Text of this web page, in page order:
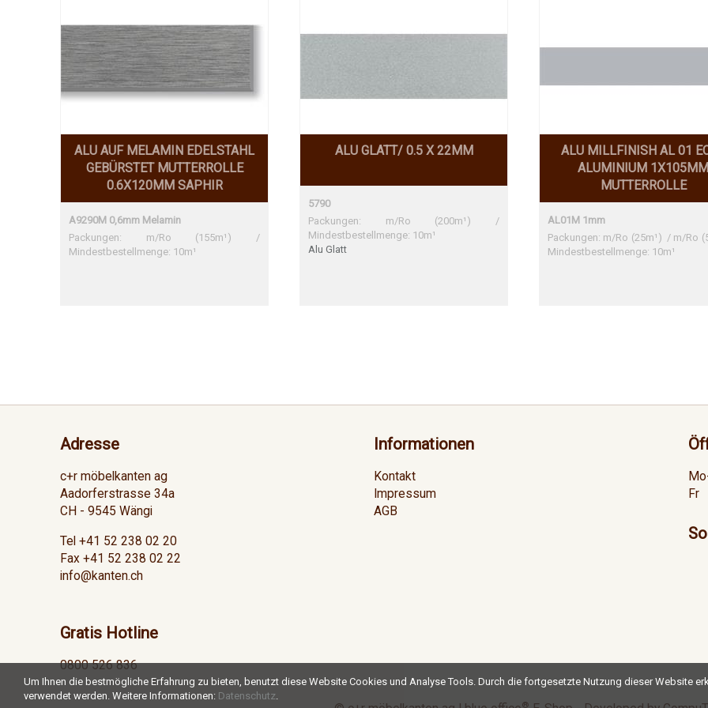
ALU AUF MELAMIN EDELSTAHL
GEBÜRSTET MUTTERROLLE
0.6X120MM SAPHIR
A9290M 0,6mm Melamin
Packungen: m/Ro (155m¹) /
Mindestbestellmenge: 10m¹
ALU GLATT/ 0.5 X 22MM
5790
Packungen: m/Ro (200m¹) /
Mindestbestellmenge: 10m¹
Alu Glatt
ALU MILLFINISH AL 01
ALUMINIUM 1X105MM
MUTTERROLLE
AL01M 1mm
Packungen: m/Ro (25m¹) / m/Ro
Mindestbestellmenge: 10m¹
Adresse
c+r möbelkanten ag
Aadorferstrasse 34a
CH - 9545 Wängi
Tel +41 52 238 02 20
Fax +41 52 238 02 22
info@kanten.ch
Gratis Hotline
0800 526 836
Informationen
Kontakt
Impressum
AGB
Fr
®
Um Ihnen die bestmögliche Erfahrung zu bieten, benutzt diese Website Cookies und Analyse Tools. Durch die fortgesetzte Nutzung dieser Website
verwendet werden. Weitere Informationen: Datenschutz.